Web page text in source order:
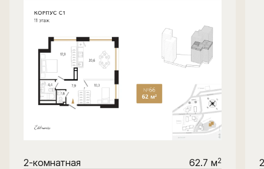
2-комнатная 62.7 м2